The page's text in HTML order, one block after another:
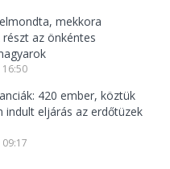
mekkora
az önkéntes
16:50
420 ember, köztük
indult eljárás az erdőtüzek